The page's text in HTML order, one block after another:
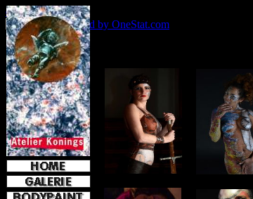
e-mail jkoni
OneStat